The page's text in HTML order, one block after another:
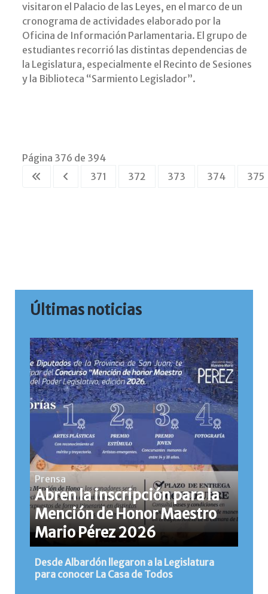
visitaron el Palacio de las Leyes, en el marco de un
cronograma de actividades elaborado por la
Oficina de Información Parlamentaria. El grupo de
estudiantes recorrió las distintas dependencias de
la Legislatura, especialmente el Recinto de Sesiones
y la Biblioteca “Sarmiento Legislador”.
Página 376 de 394
371
372 373 374 375
Últimas noticias
Prensa
Abren la inscripción para la
Mención de Honor Maestro
Mario Pérez 2026
Desde Albardón llegaron a la Legislatura
para conocer La Casa de Todos